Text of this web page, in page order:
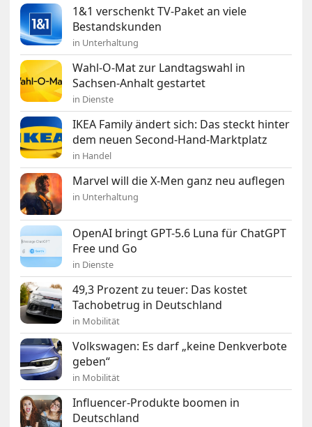
1&1 verschenkt TV-Paket an viele
Bestandskunden
in Unterhaltung
Wahl-O-Mat zur Landtagswahl in
Sachsen-Anhalt gestartet
in Dienste
IKEA Family ändert sich: Das steckt hinter
dem neuen Second-Hand-Marktplatz
in Handel
Marvel will die X-Men ganz neu auflegen
in Unterhaltung
OpenAI bringt GPT-5.6 Luna für ChatGPT
Free und Go
in Dienste
49,3 Prozent zu teuer: Das kostet
Tachobetrug in Deutschland
in Mobilität
Volkswagen: Es darf „keine Denkverbote
geben“
in Mobilität
Influencer-Produkte boomen in
Deutschland